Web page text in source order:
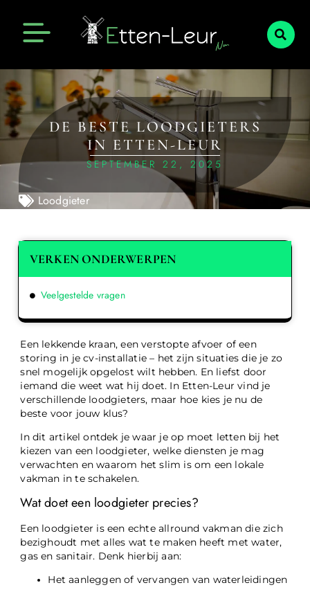
DE BESTE LOODGIETERS
IN ETTEN-LEUR
SEPTEMBER 22, 2025
Loodgieter
Een lekkende kraan, een verstopte afvoer of een
storing in je cv-installatie – het zijn situaties die je zo
snel mogelijk opgelost wilt hebben. En liefst door
iemand die weet wat hij doet. In Etten-Leur vind je
verschillende loodgieters, maar hoe kies je nu de
beste voor jouw klus?
In dit artikel ontdek je waar je op moet letten bij het
kiezen van een loodgieter, welke diensten je mag
verwachten en waarom het slim is om een lokale
vakman in te schakelen.
Wat doet een loodgieter precies?
Een loodgieter is een echte allround vakman die zich
bezighoudt met alles wat te maken heeft met water,
gas en sanitair. Denk hierbij aan:
Het aanleggen of vervangen van waterleidingen
VERKEN ONDERWERPEN
Veelgestelde vragen